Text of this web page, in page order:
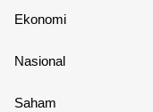
Ekonomi
Nasional
Saham